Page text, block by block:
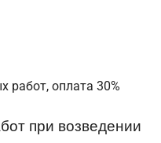
работ, оплата 30%
при возведении